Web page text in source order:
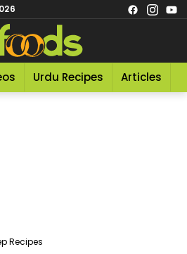
Urdu Recipes Articles
Recipes